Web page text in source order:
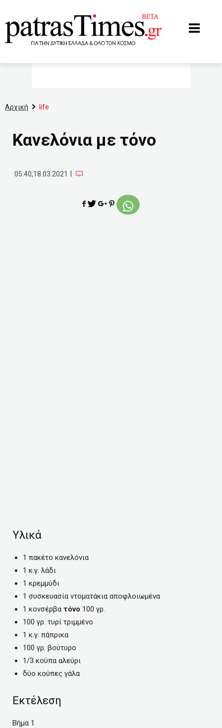
Αρχική life
Κανελόνια με τόνο
05:40,18.03.2021
Υλικά
1 πακέτο κανελόνια
1 κ.γ. λάδι
1 κρεμμύδι
1 συσκευασία ντοματάκια αποφλοιωμένα
1 κονσέρβα τόνο 100 γρ.
100 γρ. τυρί τριμμένο
1 κ.γ. πάπρικα
100 γρ. βούτυρο
1/3 κούπα αλεύρι
δύο κούπες γάλα
Εκτέλεση
Βήμα 1